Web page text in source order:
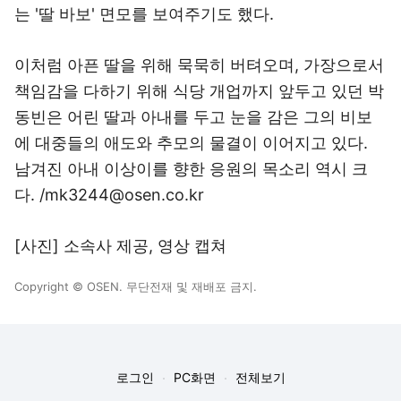
는 '딸 바보' 면모를 보여주기도 했다.
이처럼 아픈 딸을 위해 묵묵히 버텨오며, 가장으로서
책임감을 다하기 위해 식당 개업까지 앞두고 있던 박
동빈은 어린 딸과 아내를 두고 눈을 감은 그의 비보
에 대중들의 애도와 추모의 물결이 이어지고 있다.
남겨진 아내 이상이를 향한 응원의 목소리 역시 크
다. /mk3244@osen.co.kr
[사진] 소속사 제공, 영상 캡쳐
Copyright © OSEN. 무단전재 및 재배포 금지.
로그인 PC화면 전체보기